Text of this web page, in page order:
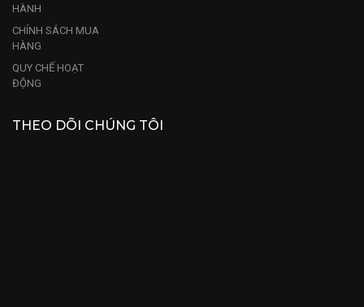
HÀNH
CHÍNH SÁCH MUA
HÀNG
QUY CHẾ HOẠT
ĐỘNG
THEO DÕI CHÚNG TÔI